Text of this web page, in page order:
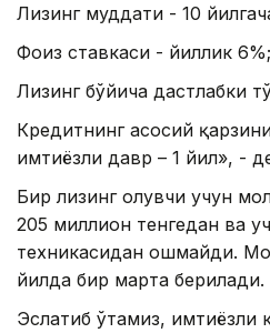
Лизинг муддати - 10
Фоиз ставкаси - йиллик 6%;
Лизинг бўйича дастлабки
Кредитнинг асосий
имтиёзли давр – 1 йил», -
Бир лизинг олувчи учун
205 миллион тенгедан ва
техникасидан ошмайди.
йилда бир марта берилади.
Эслатиб ўтамиз, имтиёзли